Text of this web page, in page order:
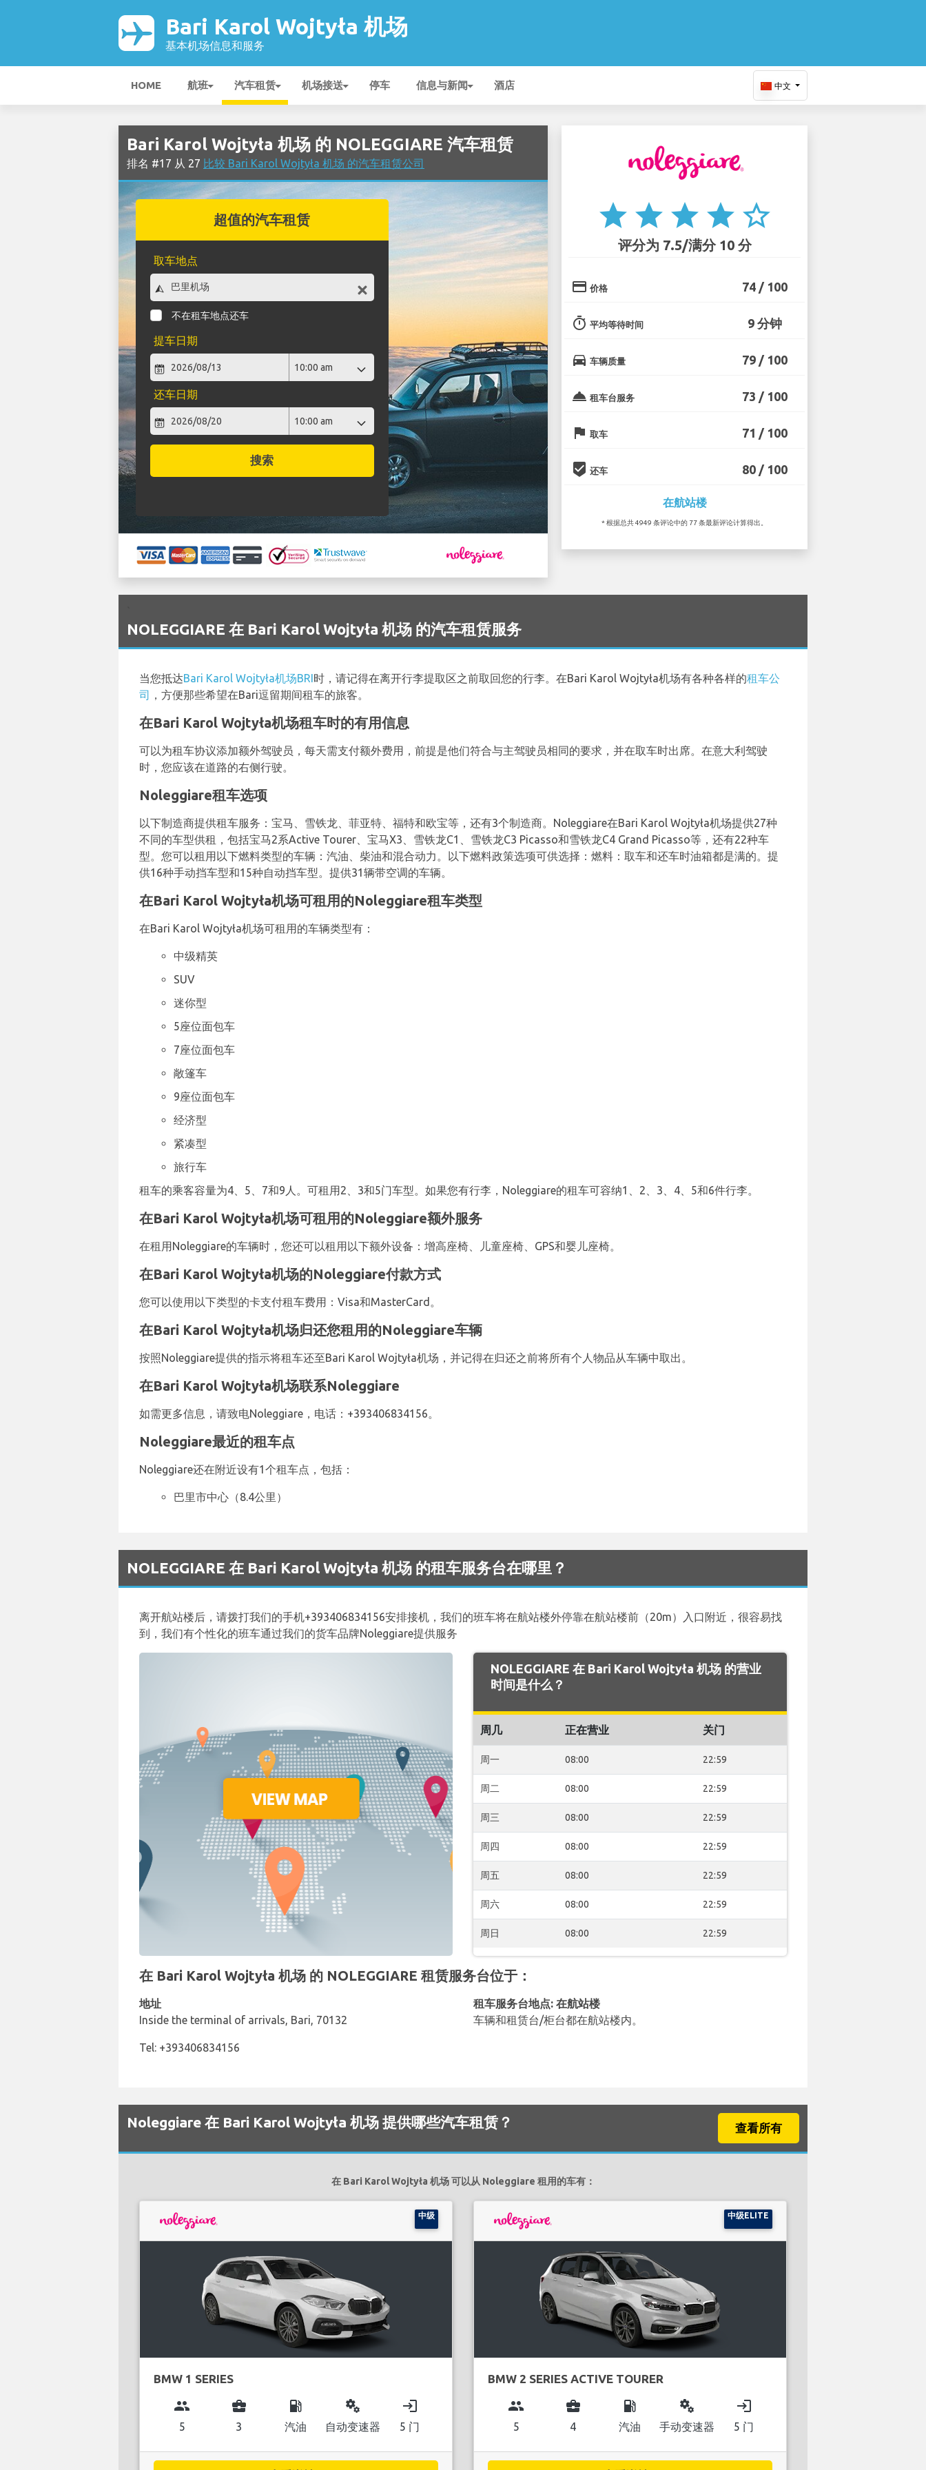
Bari Karol Wojtyła 机场
基本机场信息和服务
HOME 航班 汽车租赁 机场接送 停车 信息与新闻 酒店 中文
Bari Karol Wojtyła 机场 的 NOLEGGIARE 汽车租赁
排名 #17 从 27 比较 Bari Karol Wojtyła 机场 的汽车租赁公司
超值的汽车租赁
取车地点
不在租车地点还车
提车日期
还车日期
搜索
star star star star star_border
评分为 7.5/满分 10 分
credit_card 价格 74 / 100
timer 平均等待时间 9 分钟
directions_car 车辆质量 79 / 100
room_service 租车台服务 73 / 100
flag 取车 71 / 100
beenhere 还车 80 / 100
在航站楼
* 根据总共 4949 条评论中的 77 条最新评论计算得出。
NOLEGGIARE 在 Bari Karol Wojtyła 机场 的汽车租赁服务
当您抵达Bari Karol Wojtyła机场BRI时，请记得在离开行李提取区之前取回您的行李。在Bari Karol Wojtyła机场有各种各样的租车公
司 ，方便那些希望在Bari逗留期间租车的旅客。
在Bari Karol Wojtyła机场租车时的有用信息
可以为租车协议添加额外驾驶员，每天需支付额外费用，前提是他们符合与主驾驶员相同的要求，并在取车时出席。在意大利驾驶
时，您应该在道路的右侧行驶。
Noleggiare租车选项
以下制造商提供租车服务：宝马、雪铁龙、菲亚特、福特和欧宝等，还有3个制造商。Noleggiare在Bari Karol Wojtyła机场提供27种
不同的车型供租，包括宝马2系Active Tourer、宝马X3、雪铁龙C1、雪铁龙C3 Picasso和雪铁龙C4 Grand Picasso等，还有22种车
型。您可以租用以下燃料类型的车辆：汽油、柴油和混合动力。以下燃料政策选项可供选择：燃料：取车和还车时油箱都是满的。提
供16种手动挡车型和15种自动挡车型。提供31辆带空调的车辆。
在Bari Karol Wojtyła机场可租用的Noleggiare租车类型
在Bari Karol Wojtyła机场可租用的车辆类型有：
中级精英
SUV
迷你型
5座位面包车
7座位面包车
敞篷车
9座位面包车
经济型
紧凑型
旅行车
租车的乘客容量为4、5、7和9人。可租用2、3和5门车型。如果您有行李，Noleggiare的租车可容纳1、2、3、4、5和6件行李。
在Bari Karol Wojtyła机场可租用的Noleggiare额外服务
在租用Noleggiare的车辆时，您还可以租用以下额外设备：增高座椅、儿童座椅、GPS和婴儿座椅。
在Bari Karol Wojtyła机场的Noleggiare付款方式
您可以使用以下类型的卡支付租车费用：Visa和MasterCard。
在Bari Karol Wojtyła机场归还您租用的Noleggiare车辆
按照Noleggiare提供的指示将租车还至Bari Karol Wojtyła机场，并记得在归还之前将所有个人物品从车辆中取出。
在Bari Karol Wojtyła机场联系Noleggiare
如需更多信息，请致电Noleggiare，电话：+393406834156。
Noleggiare最近的租车点
Noleggiare还在附近设有1个租车点，包括：
巴里市中心（8.4公里）
NOLEGGIARE 在 Bari Karol Wojtyła 机场 的租车服务台在哪里？
离开航站楼后，请拨打我们的手机+393406834156安排接机，我们的班车将在航站楼外停靠在航站楼前（20m）入口附近，很容易找
到，我们有个性化的班车通过我们的货车品牌Noleggiare提供服务
NOLEGGIARE 在 Bari Karol Wojtyła 机场 的营业
时间是什么？
周几 正在营业 关门
周一 08:00 22:59
周二 08:00 22:59
周三 08:00 22:59
周四 08:00 22:59
周五 08:00 22:59
周六 08:00 22:59
周日 08:00 22:59
在 Bari Karol Wojtyła 机场 的 NOLEGGIARE 租赁服务台位于：
地址
Inside the terminal of arrivals, Bari, 70132
Tel: +393406834156
租车服务台地点: 在航站楼
车辆和租赁台/柜台都在航站楼内。
Noleggiare 在 Bari Karol Wojtyła 机场 提供哪些汽车租赁？ 查看所有
在 Bari Karol Wojtyła 机场 可以从 Noleggiare 租用的车有：
中级
BMW 1 SERIES
group
5
business_center
3
local_gas_station
汽油
miscellaneous_services
自动变速器
login
5 门
中级ELITE
BMW 2 SERIES ACTIVE TOURER
group
5
business_center
4
local_gas_station
汽油
miscellaneous_services
手动变速器
login
5 门